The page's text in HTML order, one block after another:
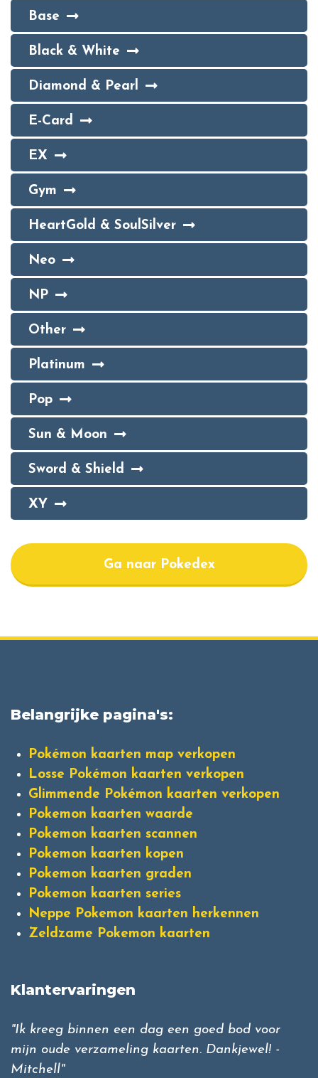
Base
Black & White
Diamond & Pearl
E-Card
EX
Gym
HeartGold & SoulSilver
Neo
NP
Other
Platinum
Pop
Sun & Moon
Sword & Shield
XY
Ga naar Pokedex
Belangrijke pagina's:
Pokémon kaarten map verkopen
Losse Pokémon kaarten verkopen
Glimmende Pokémon kaarten verkopen
Pokemon kaarten waarde
Pokemon kaarten scannen
Pokemon kaarten kopen
Pokemon kaarten graden
Pokemon kaarten series
Neppe Pokemon kaarten herkennen
Zeldzame Pokemon kaarten
Klantervaringen
"Ik kreeg binnen een dag een goed bod voor
mijn oude verzameling kaarten. Dankjewel! -
Mitchell"